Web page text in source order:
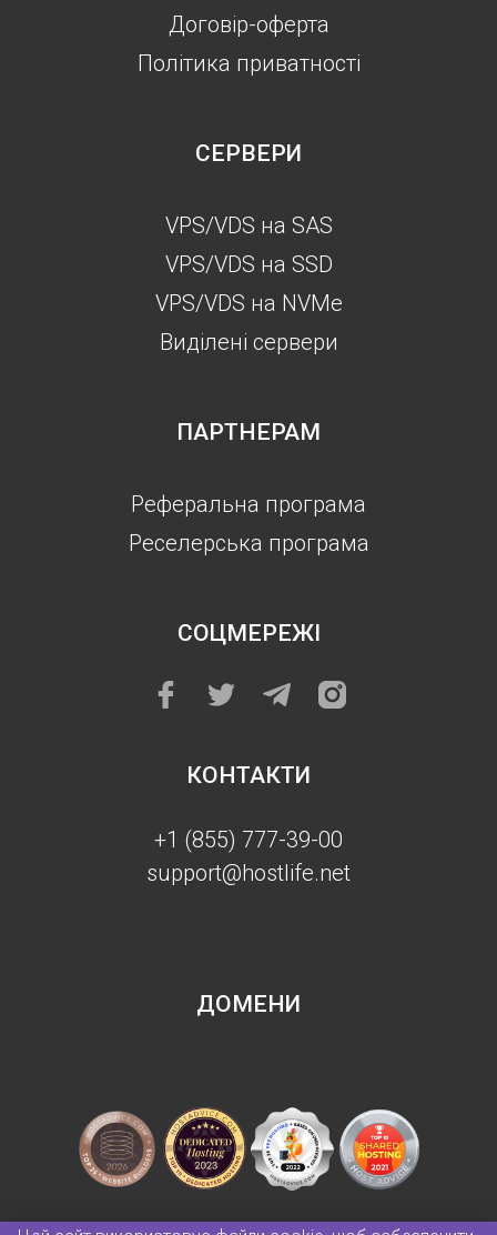
Договір-оферта
Політика приватності
СЕРВЕРИ
VPS/VDS на SAS
VPS/VDS на SSD
VPS/VDS на NVMe
Виділені сервери
ПАРТНЕРАМ
Реферальна програма
Реселерська програма
СОЦМЕРЕЖІ
КОНТАКТИ
+1 (855) 777-39-00
support@hostlife.net
ДОМЕНИ